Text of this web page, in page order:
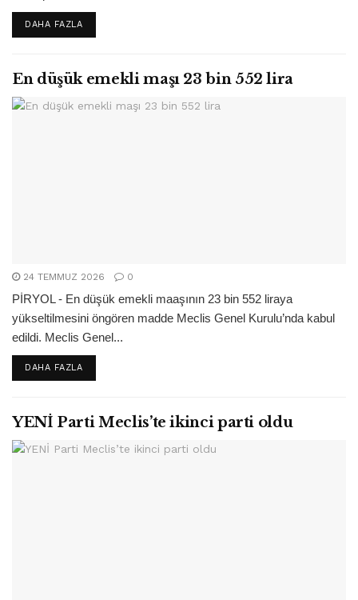
DAHA FAZLADETAILS
En düşük emekli maşı 23 bin 552 lira
24 TEMMUZ 2026 0
PİRYOL - En düşük emekli maaşının 23 bin 552 liraya
yükseltilmesini öngören madde Meclis Genel Kurulu’nda kabul
edildi. Meclis Genel...
DAHA FAZLADETAILS
YENİ Parti Meclis’te ikinci parti oldu